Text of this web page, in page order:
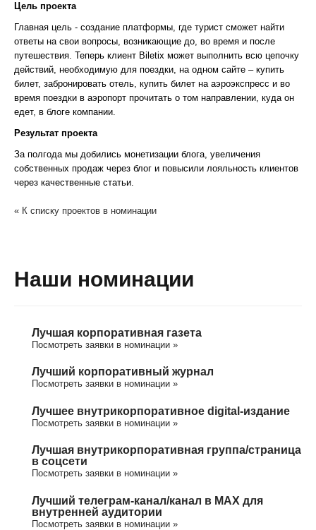
Цель проекта
Главная цель - создание платформы, где турист сможет найти
ответы на свои вопросы, возникающие до, во время и после
путешествия. Теперь клиент Biletix может выполнить всю цепочку
действий, необходимую для поездки, на одном сайте – купить
билет, забронировать отель, купить билет на аэроэкспресс и во
время поездки в аэропорт прочитать о том направлении, куда он
едет, в блоге компании.
Результат проекта
За полгода мы добились монетизации блога, увеличения
собственных продаж через блог и повысили лояльность клиентов
через качественные статьи.
« К списку проектов в номинации
Наши номинации
Лучшая корпоративная газета
Посмотреть заявки в номинации »
Лучший корпоративный журнал
Посмотреть заявки в номинации »
Лучшее внутрикорпоративное digital-издание
Посмотреть заявки в номинации »
Лучшая внутрикорпоративная группа/cтраница
в соцсети
Посмотреть заявки в номинации »
Лучший телеграм-канал/канал в МАХ для
внутренней аудитории
Посмотреть заявки в номинации »